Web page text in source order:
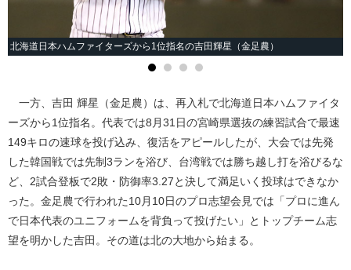
北海道日本ハムファイターズから1位指名の吉田輝星（金足農）
一方、吉田 輝星（金足農）は、再入札で北海道日本ハムファイタ
ーズから1位指名。代表では8月31日の宮崎県選抜の練習試合で最速
149キロの速球を投げ込み、復活をアピールしたが、大会では先発
した韓国戦では先制3ランを浴び、台湾戦では勝ち越し打を浴びるな
ど、2試合登板で2敗・防御率3.27と決して満足いく投球はできなか
った。金足農で行われた10月10日のプロ志望会見では「プロに進ん
で日本代表のユニフォームを背負って投げたい」とトップチーム志
望を明かした吉田。その道は北の大地から始まる。